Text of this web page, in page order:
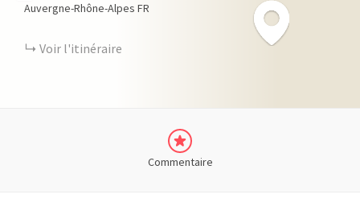
Auvergne-Rhône-Alpes FR
Voir l'itinéraire
Commentaire